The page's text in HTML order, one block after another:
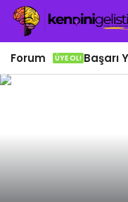
Forum ÜYE OL! Başarı